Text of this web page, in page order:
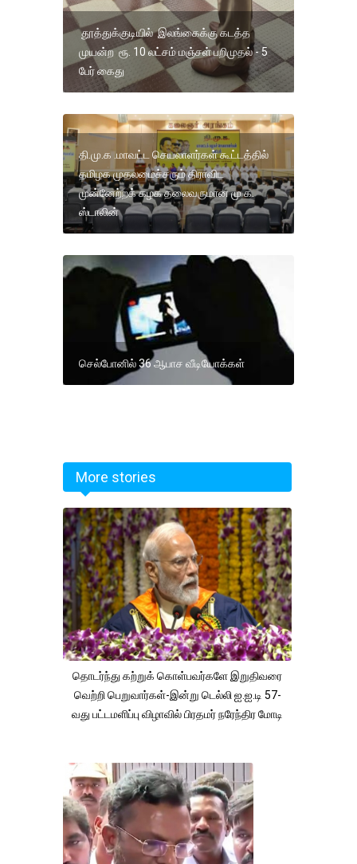
தூத்துக்குடியில் இலங்கைக்கு கடத்த
முயன்ற ரூ. 10 லட்சம் மஞ்சள் பறிமுதல் - 5
பேர் கைது
தி.மு.க .மாவட்ட செயலாளர்கள் கூட்டத்தில்
தமிழக முதலமைச்சரும் திராவிட
முன்னேற்றக் கழக தலைவருமான மு க.
ஸ்டாலின்
செல்போனில் 36 ஆபாச வீடியோக்கள்
More stories
தொடர்ந்து கற்றுக் கொள்பவர்களே இறுதிவரை
வெற்றி பெறுவார்கள்-இன்று டெல்லி ஐ.ஐ.டி 57-
வது பட்டமளிப்பு விழாவில் பிரதமர் நரேந்திர மோடி